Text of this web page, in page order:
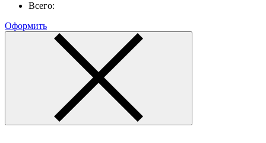
Всего:
Оформить